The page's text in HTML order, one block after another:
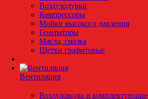
Воздуходувки
Компрессоры
Мойки высокого давления
Генераторы
Масла, смазка
Щетки графитовые
Вентиляция
Воздуховоды и комплектующие